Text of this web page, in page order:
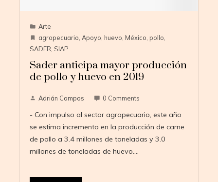
Arte
agropecuario Apoyo huevo México pollo
SADER SIAP
Sader anticipa mayor producción
de pollo y huevo en 2019
Adrián Campos 0 Comments
- Con impulso al sector agropecuario, este año
se estima incremento en la producción de carne
de pollo a 3.4 millones de toneladas y 3.0
millones de toneladas de huevo.…